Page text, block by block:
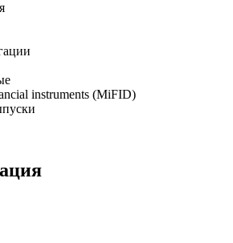
instruments (MiFID)